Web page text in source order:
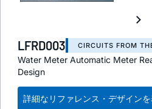
LFRD003 CIRCUITS FROM
Water Meter Automatic Meter
Design
詳細なリファレンス・デザイン